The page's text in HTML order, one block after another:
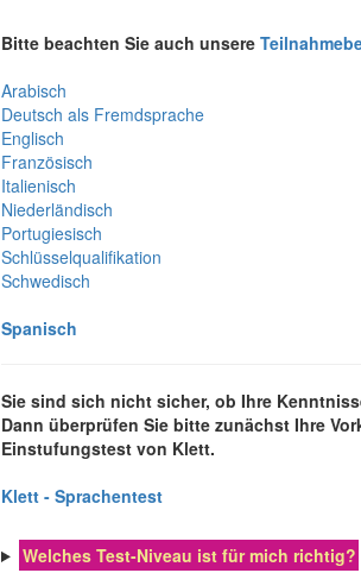
Bitte beachten Sie auch unsere
Arabisch
Deutsch als Fremdsprache
Englisch
Französisch
Italienisch
Niederländisch
Portugiesisch
Schlüsselqualifikation
Schwedisch
Spanisch
Sie sind sich nicht sicher, ob Ihre
Dann überprüfen Sie bitte zunächst Ihre
Einstufungstest von Klett.
Klett - Sprachentest
Welches Test-Niveau ist für mich richtig?